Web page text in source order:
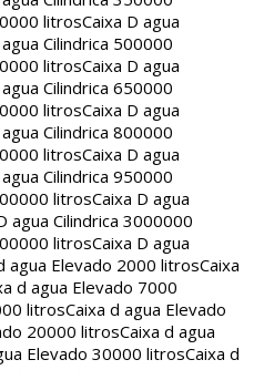
litrosCaixa D agua
Cilindrica 500000
litrosCaixa D agua
Cilindrica 650000
litrosCaixa D agua
Cilindrica 800000
litrosCaixa D agua
Cilindrica 950000
litrosCaixa D agua
agua Cilindrica 3000000
litrosCaixa D agua
agua Elevado 2000 litrosCaixa
d agua Elevado 7000
litrosCaixa d agua Elevado
20000 litrosCaixa d agua
Elevado 30000 litrosCaixa d